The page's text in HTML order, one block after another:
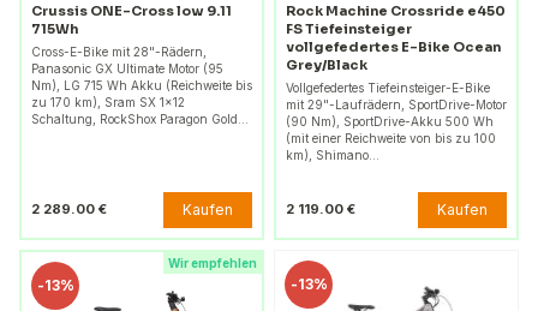
Crussis ONE-Cross low 9.11
715Wh
Cross-E-Bike mit 28"-Rädern,
Panasonic GX Ultimate Motor (95
Nm), LG 715 Wh Akku (Reichweite bis
zu 170 km), Sram SX 1x12
Schaltung, RockShox Paragon Gold…
2 289.00 € Kaufen
Rock Machine Crossride e450
FS Tiefeinsteiger
vollgefedertes E-Bike Ocean
Grey/Black
Vollgefedertes Tiefeinsteiger-E-Bike
mit 29"-Laufrädern, SportDrive-Motor
(90 Nm), SportDrive-Akku 500 Wh
(mit einer Reichweite von bis zu 100
km), Shimano…
2 119.00 € Kaufen
Wir empfehlen
-13% -13%